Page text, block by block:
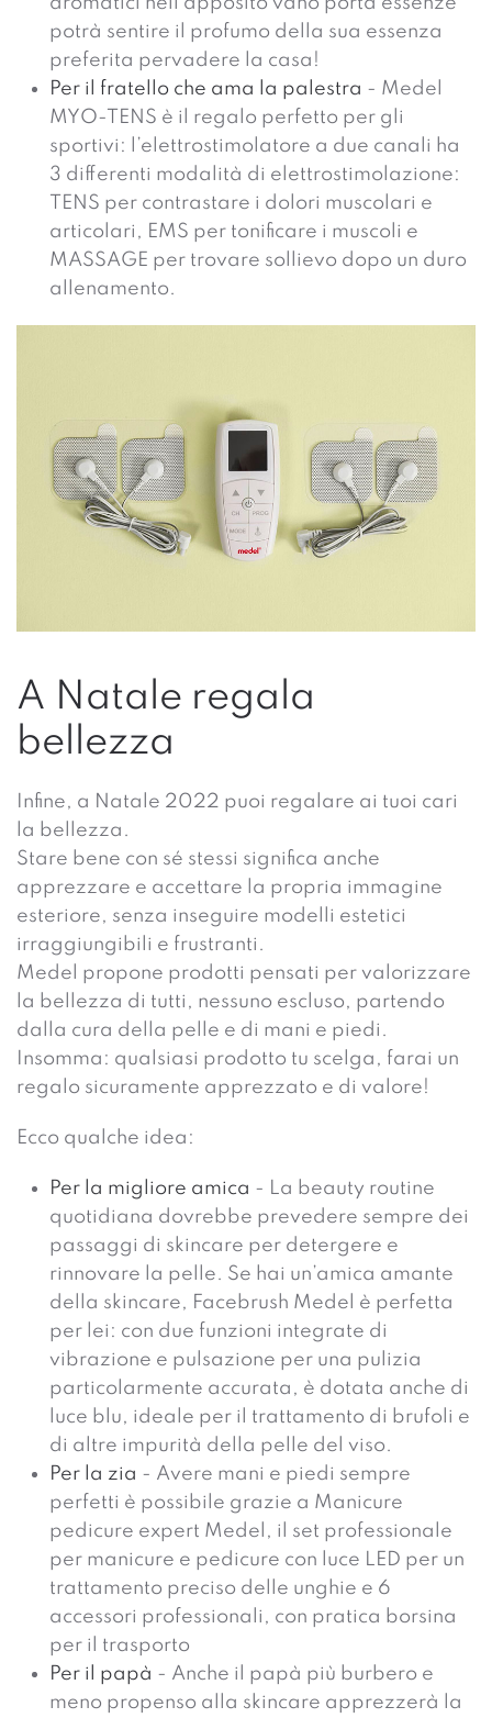
potrà sentire il profumo della sua essenza
preferita pervadere la casa!
Per il fratello che ama la palestra - Medel
MYO-TENS è il regalo perfetto per gli
sportivi: l’elettrostimolatore a due canali ha
3 differenti modalità di elettrostimolazione:
TENS per contrastare i dolori muscolari e
articolari, EMS per tonificare i muscoli e
MASSAGE per trovare sollievo dopo un duro
allenamento.
A Natale regala
bellezza
Infine, a Natale 2022 puoi regalare ai tuoi cari
la bellezza.
Stare bene con sé stessi significa anche
apprezzare e accettare la propria immagine
esteriore, senza inseguire modelli estetici
irraggiungibili e frustranti.
Medel propone prodotti pensati per valorizzare
la bellezza di tutti, nessuno escluso, partendo
dalla cura della pelle e di mani e piedi.
Insomma: qualsiasi prodotto tu scelga, farai un
regalo sicuramente apprezzato e di valore!
Ecco qualche idea:
Per la migliore amica - La beauty routine
quotidiana dovrebbe prevedere sempre dei
passaggi di skincare per detergere e
rinnovare la pelle. Se hai un’amica amante
della skincare, Facebrush Medel è perfetta
per lei: con due funzioni integrate di
vibrazione e pulsazione per una pulizia
particolarmente accurata, è dotata anche di
luce blu, ideale per il trattamento di brufoli e
di altre impurità della pelle del viso.
Per la zia - Avere mani e piedi sempre
perfetti è possibile grazie a Manicure
pedicure expert Medel, il set professionale
per manicure e pedicure con luce LED per un
trattamento preciso delle unghie e 6
accessori professionali, con pratica borsina
per il trasporto
Per il papà - Anche il papà più burbero e
meno propenso alla skincare apprezzerà la